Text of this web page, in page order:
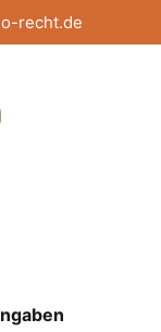
recht.de